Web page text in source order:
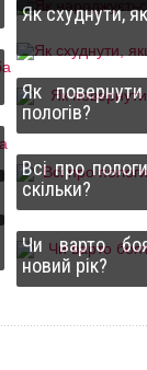
Як схуднути,
Як
пологів?
Всі про
скільки?
Чи варто
новий рік?